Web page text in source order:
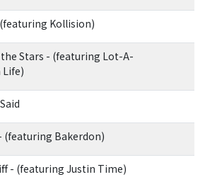
Kollision)
the Stars - (featuring Lot-A-
Life)
(featuring Bakerdon)
- (featuring Justin Time)